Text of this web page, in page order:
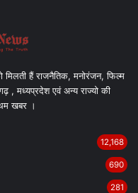
हैं राजनैतिक, मनोरंजन, फिल्म
, मध्यप्रदेश एवं अन्य राज्यो की
खबर ।
12,168
690
281